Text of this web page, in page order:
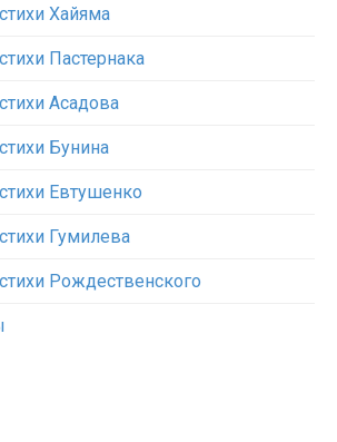
Хайяма
Пастернака
Асадова
Бунина
Евтушенко
Гумилева
Рождественского